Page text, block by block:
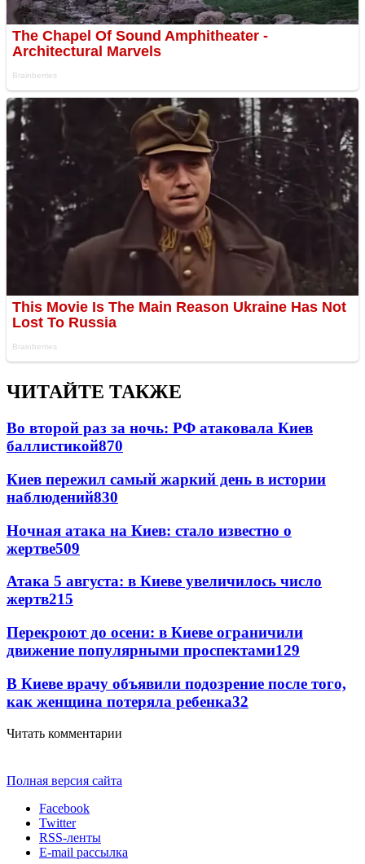
ЧИТАЙТЕ ТАКЖЕ
Во второй раз за ночь: РФ атаковала Киев
баллистикой870
Киев пережил самый жаркий день в истории
наблюдений830
Ночная атака на Киев: стало известно о
жертве509
Атака 5 августа: в Киеве увеличилось число
жертв215
Перекроют до осени: в Киеве ограничили
движение популярными проспектами129
В Киеве врачу объявили подозрение после того,
как женщина потеряла ребенка32
Читать комментарии
Полная версия сайта
Facebook
Twitter
RSS-ленты
E-mail рассылка